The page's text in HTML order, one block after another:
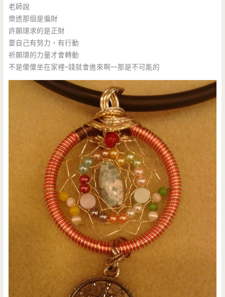
老師說
樂透那個是偏財
許願環求的是正財
要自己有努力，有行動
祈願環的力量才會轉動
不是傻傻坐在家裡~錢就會進來啊~~那是不可能的